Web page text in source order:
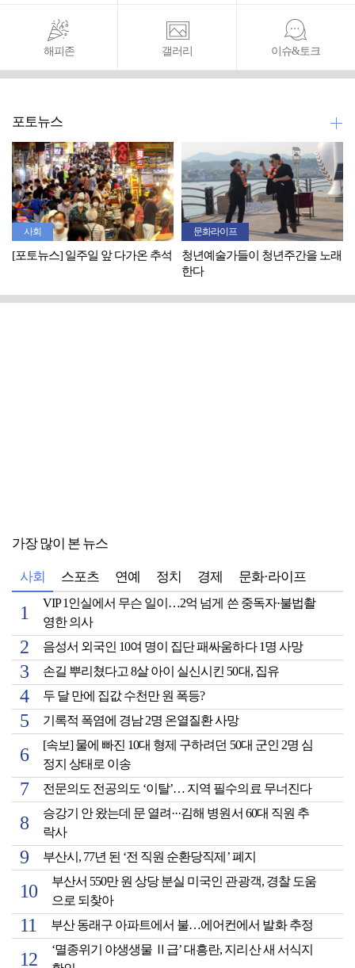
해피존 갤러리 이슈&토크
포토뉴스
사회
[포토뉴스] 일주일 앞 다가온 추석
문화라이프
청년예술가들이 청년주간을 노래
한다
가장 많이 본 뉴스
사회 스포츠 연예 정치 경제 문화·라이프
VIP 1인실에서 무슨 일이…2억 넘게 쓴 중독자·불법촬
영한 의사
음성서 외국인 10여 명이 집단 패싸움하다 1명 사망
손길 뿌리쳤다고 8살 아이 실신시킨 50대, 집유
두 달 만에 집값 수천만 원 폭등?
기록적 폭염에 경남 2명 온열질환 사망
[속보] 물에 빠진 10대 형제 구하려던 50대 군인 2명 심
정지 상태로 이송
전문의도 전공의도 ‘이탈’… 지역 필수의료 무너진다
승강기 안 왔는데 문 열려···김해 병원서 60대 직원 추
락사
부산시, 77년 된 ‘전 직원 순환당직제’ 폐지
부산서 550만 원 상당 분실 미국인 관광객, 경찰 도움
으로 되찾아
부산 동래구 아파트에서 불…에어컨에서 발화 추정
‘멸종위기 야생생물 Ⅱ급’ 대흥란, 지리산 새 서식지